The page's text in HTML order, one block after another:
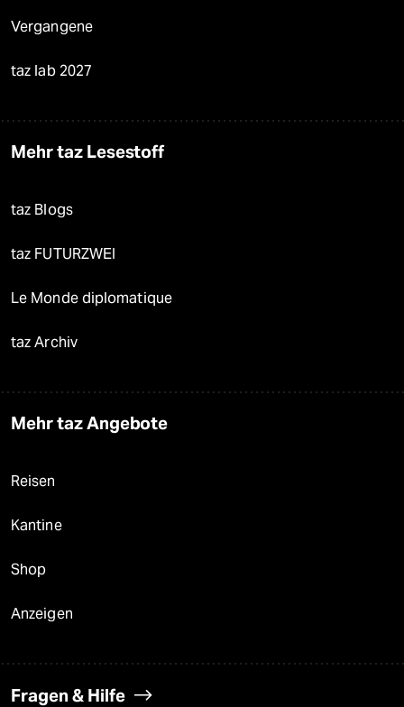
Vergangene
taz lab 2027
Mehr taz Lesestoff
taz Blogs
taz FUTURZWEI
Le Monde diplomatique
taz Archiv
Mehr taz Angebote
Reisen
Kantine
Shop
Anzeigen
Fragen & Hilfe